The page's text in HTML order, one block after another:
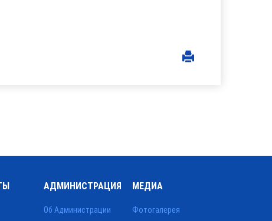
АДМИНИСТРАЦИЯ
Об Администрации
МЕДИА
Фотогалерея